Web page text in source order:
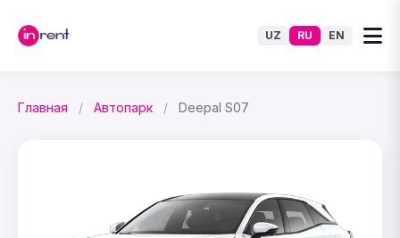
UZ RU EN
Главная / Автопарк / Deepal S07